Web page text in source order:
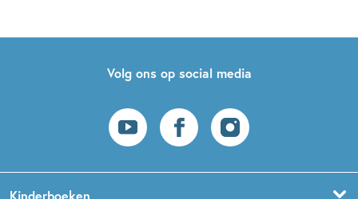
Volg ons op social media
Kinderboeken